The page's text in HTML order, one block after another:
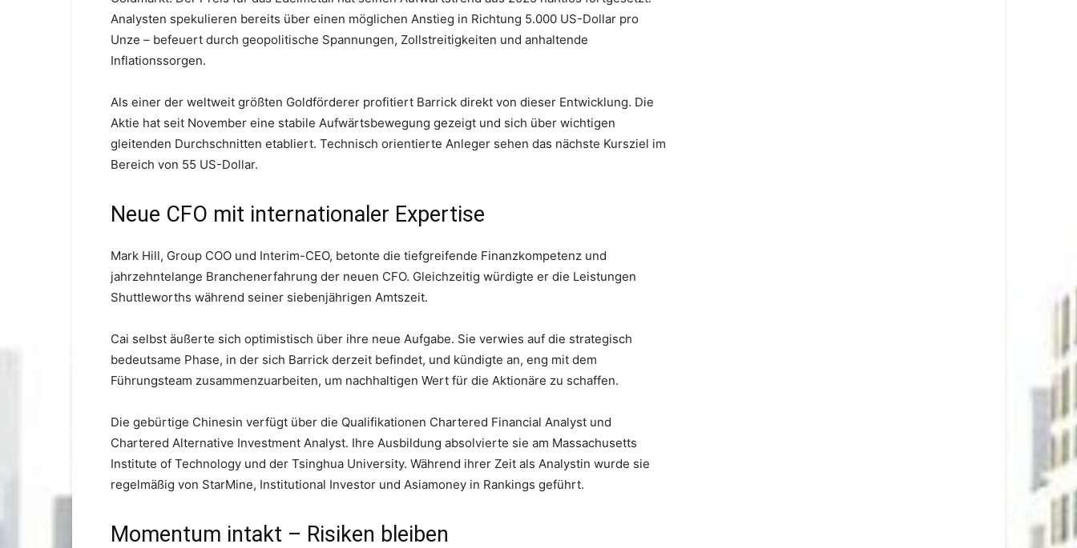
Analysten spekulieren bereits über einen möglichen Anstieg in Richtung 5.000 US-Dollar pro
Unze – befeuert durch geopolitische Spannungen, Zollstreitigkeiten und anhaltende
Inflationssorgen.
Als einer der weltweit größten Goldförderer profitiert Barrick direkt von dieser Entwicklung. Die
Aktie hat seit November eine stabile Aufwärtsbewegung gezeigt und sich über wichtigen
gleitenden Durchschnitten etabliert. Technisch orientierte Anleger sehen das nächste Kursziel im
Bereich von 55 US-Dollar.
Neue CFO mit internationaler Expertise
Mark Hill, Group COO und Interim-CEO, betonte die tiefgreifende Finanzkompetenz und
jahrzehntelange Branchenerfahrung der neuen CFO. Gleichzeitig würdigte er die Leistungen
Shuttleworths während seiner siebenjährigen Amtszeit.
Cai selbst äußerte sich optimistisch über ihre neue Aufgabe. Sie verwies auf die strategisch
bedeutsame Phase, in der sich Barrick derzeit befindet, und kündigte an, eng mit dem
Führungsteam zusammenzuarbeiten, um nachhaltigen Wert für die Aktionäre zu schaffen.
Die gebürtige Chinesin verfügt über die Qualifikationen Chartered Financial Analyst und
Chartered Alternative Investment Analyst. Ihre Ausbildung absolvierte sie am Massachusetts
Institute of Technology und der Tsinghua University. Während ihrer Zeit als Analystin wurde sie
regelmäßig von StarMine, Institutional Investor und Asiamoney in Rankings geführt.
Momentum intakt – Risiken bleiben